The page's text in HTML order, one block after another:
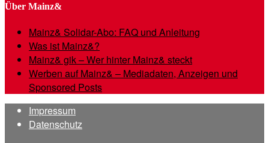
Über Mainz&
Mainz& Solidar-Abo: FAQ und Anleitung
Was ist Mainz&?
Mainz& gik – Wer hinter Mainz& steckt
Werben auf Mainz& – Mediadaten, Anzeigen und
Sponsored Posts
Impressum
Datenschutz